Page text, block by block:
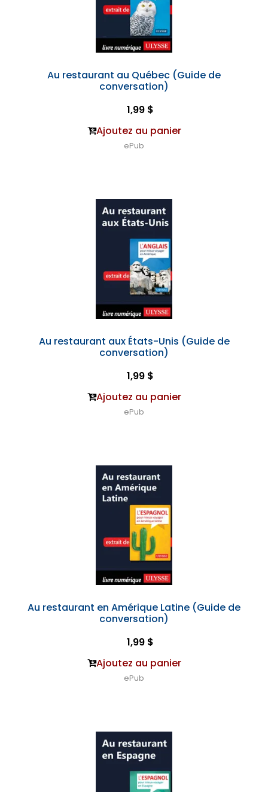
Au restaurant au Québec (Guide de
conversation)
1,99 $
Ajoutez au panier
ePub
Au restaurant aux États-Unis (Guide de
conversation)
1,99 $
Ajoutez au panier
ePub
Au restaurant en Amérique Latine (Guide de
conversation)
1,99 $
Ajoutez au panier
ePub